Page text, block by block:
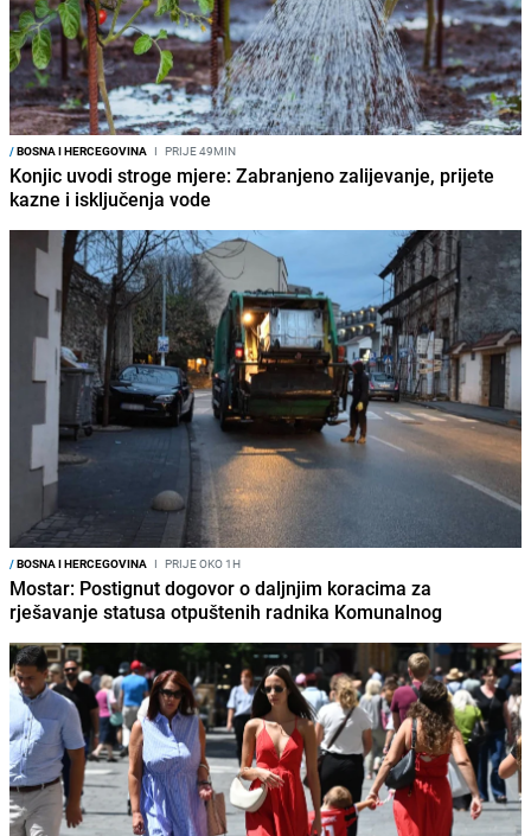
/BOSNA I HERCEGOVINA I PRIJE 49MIN
Konjic uvodi stroge mjere: Zabranjeno zalijevanje, prijete
kazne i isključenja vode
/BOSNA I HERCEGOVINA I PRIJE OKO 1H
Mostar: Postignut dogovor o daljnjim koracima za
rješavanje statusa otpuštenih radnika Komunalnog